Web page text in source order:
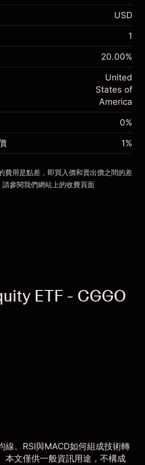
$1,000.00
的費用
-0.021568
(-$1.08)
- 美元（大約值）
$4,000.00
的投資 $1,000.00
的費用
-0.000654
(-$0.03)
規模（大約值）
$5,000.00
$4,000.00
USD
1
20.00%
United
States of
America
0%
「服務費用」
1%
費用是點差，即買入價和賣出價之間的差
參閱我們網站上的收費頁面
ETF - CGGO
、RSI與MACD如何組成技術轉
本文僅供一般資訊用途，不構成